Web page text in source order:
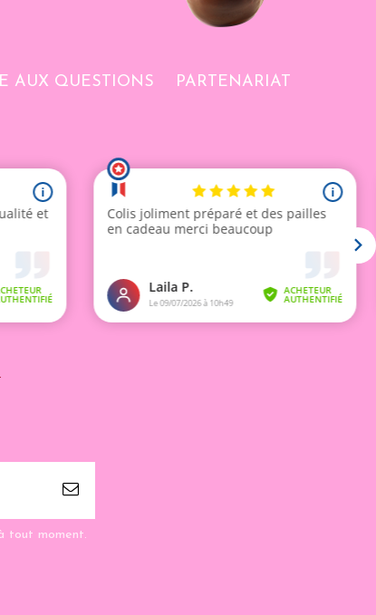
AUX QUESTIONS
PARTENARIAT
.
tout moment.